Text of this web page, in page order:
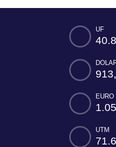
UF
EURO
UTM